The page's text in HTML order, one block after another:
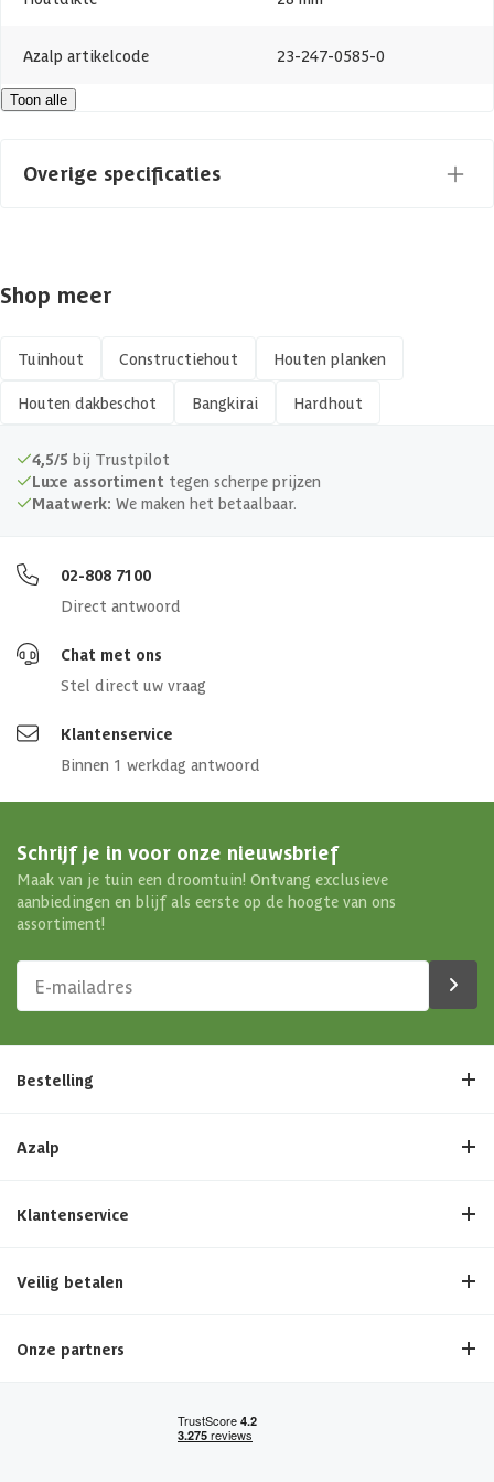
Azalp artikelcode 23-247-0585-0
EAN-code
Toon alle
Overige specificaties
Afwerking
Kopmaat 28 x 195 mm
Hout type Hardhout
Shop meer
Tuinhout Constructiehout Houten planken
Houten dakbeschot Bangkirai Hardhout
4,5/5 bij Trustpilot
Luxe assortiment tegen scherpe prijzen
Maatwerk: We maken het betaalbaar.
02-808 7100
Direct antwoord
Chat met ons
Stel direct uw vraag
Klantenservice
Binnen 1 werkdag antwoord
Schrijf je in voor onze nieuwsbrief
Maak van je tuin een droomtuin! Ontvang exclusieve
aanbiedingen en blijf als eerste op de hoogte van ons
assortiment!
Bestelling
Azalp
Klantenservice
Veilig betalen
Onze partners